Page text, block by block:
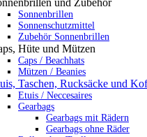
und Zubehör
Sonnenbrillen
Sonnenschutzmittel
Zubehör Sonnenbrillen
Hüte und Mützen
Caps / Beachhats
Mützen / Beanies
Taschen, Rucksäcke und
Etuis / Neccesaires
Gearbags
Gearbags mit Rädern
Gearbags ohne Räder